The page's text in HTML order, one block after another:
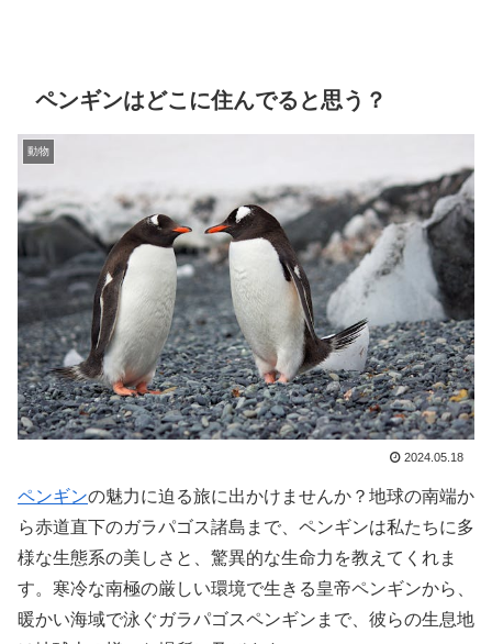
ペンギンはどこに住んでると思う？
動物
2024.05.18
ペンギンの魅力に迫る旅に出かけませんか？地球の南端か
ら赤道直下のガラパゴス諸島まで、ペンギンは私たちに多
様な生態系の美しさと、驚異的な生命力を教えてくれま
す。寒冷な南極の厳しい環境で生きる皇帝ペンギンから、
暖かい海域で泳ぐガラパゴスペンギンまで、彼らの生息地